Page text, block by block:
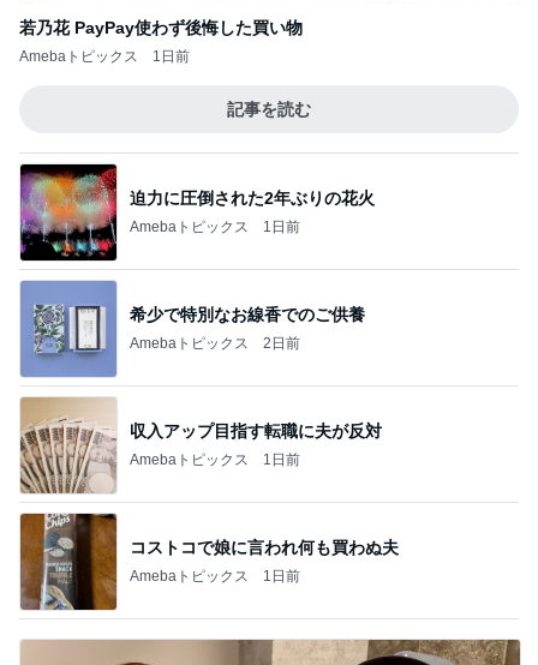
若乃花 PayPay使わず後悔した買い物
Amebaトピックス 1日前
記事を読む
迫力に圧倒された2年ぶりの花火
Amebaトピックス 1日前
希少で特別なお線香でのご供養
Amebaトピックス 2日前
収入アップ目指す転職に夫が反対
Amebaトピックス 1日前
コストコで娘に言われ何も買わぬ夫
Amebaトピックス 1日前